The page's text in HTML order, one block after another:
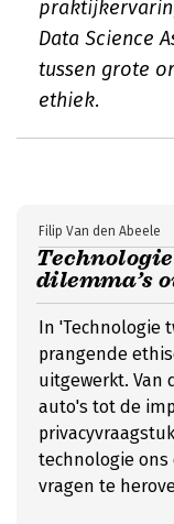
Data Science
tussen grote
ethiek.
dilemma’s
Filip Van den Abeele
In 'Technologie
prangende
uitgewerkt. Van
auto's tot de
technologie
vragen te